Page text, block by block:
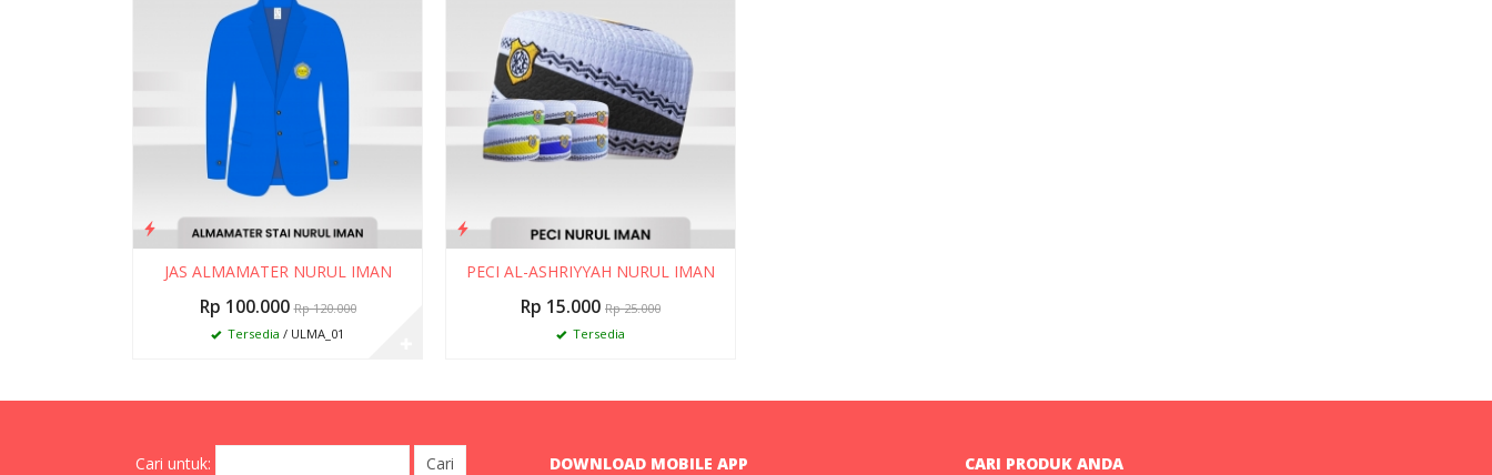
JAS ALMAMATER NURUL IMAN
Rp 100.000 Rp 120.000
Tersedia / ULMA_01
PECI AL-ASHRIYYAH NURUL IMAN
Rp 15.000 Rp 25.000
Tersedia
Cari untuk: DOWNLOAD MOBILE APP CARI PRODUK ANDA